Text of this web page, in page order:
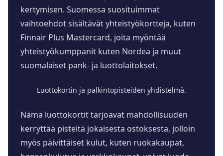
kertymisen. Suomessa suosituimmat
vaihtoehdot sisältävät yhteistyökortteja, kuten
Finnair Plus Mastercard, joita myöntää
yhteistyökumppanit kuten Nordea ja muut
suomalaiset pank- ja luottolaitokset.
Luottokortin ja palkintopisteiden yhdistelmä.
Nämä luottokortit tarjoavat mahdollisuuden
kerryttää pisteitä jokaisesta ostoksesta, jolloin
myös päivittäiset kulut, kuten ruokakaupat,